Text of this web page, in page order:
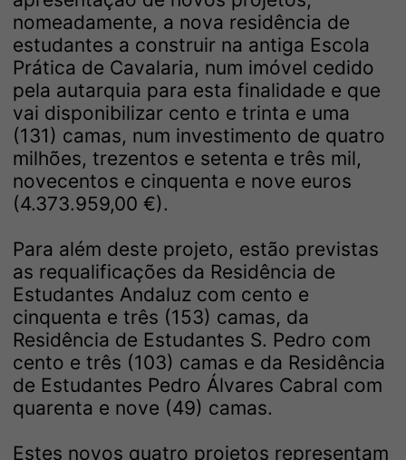
nomeadamente, a nova residência de
estudantes a construir na antiga Escola
Prática de Cavalaria, num imóvel cedido
pela autarquia para esta finalidade e que
vai disponibilizar cento e trinta e uma
(131) camas, num investimento de quatro
milhões, trezentos e setenta e três mil,
novecentos e cinquenta e nove euros
(4.373.959,00 €).
Para além deste projeto, estão previstas
as requalificações da Residência de
Estudantes Andaluz com cento e
cinquenta e três (153) camas, da
Residência de Estudantes S. Pedro com
cento e três (103) camas e da Residência
de Estudantes Pedro Álvares Cabral com
quarenta e nove (49) camas.
Estes novos quatro projetos representam